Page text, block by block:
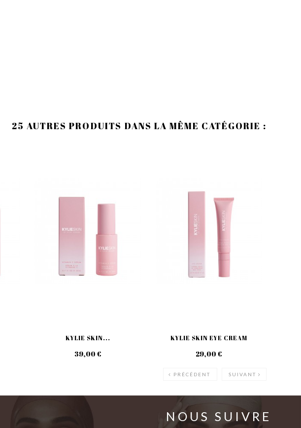
25 AUTRES PRODUITS DANS LA MÊME CATÉGORIE :
KYLIE SKIN...
39,00 €
KYLIE SKIN EYE CREAM
29,00 €
PRÉCÉDENT SUIVANT
NOUS SUIVRE